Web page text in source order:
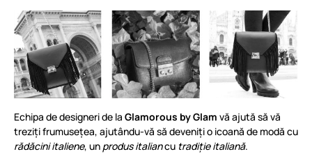
Echipa de designeri de la Glamorous by Glam vă ajută să vă
treziți frumusețea, ajutându-vă să deveniți o icoană de modă cu
rădăcini italiene, un produs italiancu tradiție italiană.